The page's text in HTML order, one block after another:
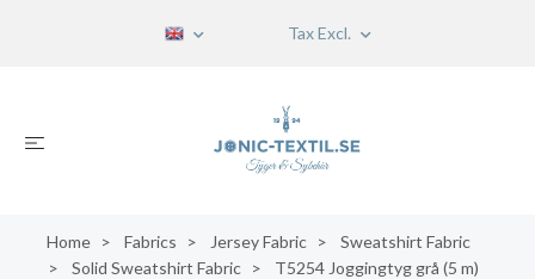
Tax Excl.
Home Fabrics Jersey Fabric
Sweatshirt Fabric
Solid Sweatshirt Fabric
T5254 Joggingtyg grå (5 m)